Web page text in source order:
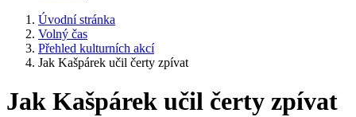
Úvodní stránka
Volný čas
Přehled kulturních akcí
Jak Kašpárek učil čerty zpívat
Jak Kašpárek učil čerty zpívat